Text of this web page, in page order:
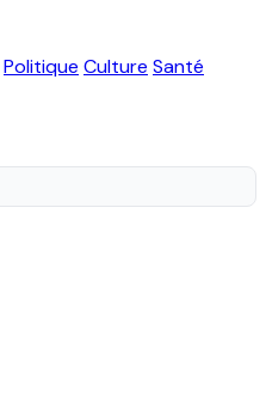
Politique Culture Santé